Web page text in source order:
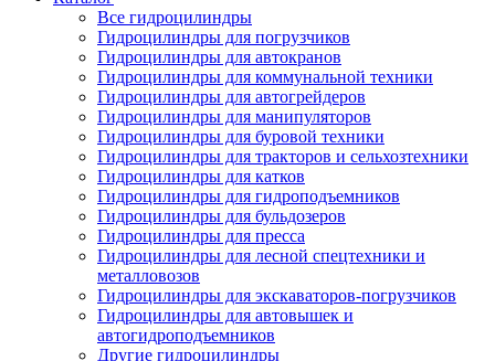
Все гидроцилиндры
Гидроцилиндры для погрузчиков
Гидроцилиндры для автокранов
Гидроцилиндры для коммунальной техники
Гидроцилиндры для автогрейдеров
Гидроцилиндры для манипуляторов
Гидроцилиндры для буровой техники
Гидроцилиндры для тракторов и сельхозтехники
Гидроцилиндры для катков
Гидроцилиндры для гидроподъемников
Гидроцилиндры для бульдозеров
Гидроцилиндры для пресса
Гидроцилиндры для лесной спецтехники и
металловозов
Гидроцилиндры для экскаваторов-погрузчиков
Гидроцилиндры для автовышек и
автогидроподъемников
Другие гидроцилиндры